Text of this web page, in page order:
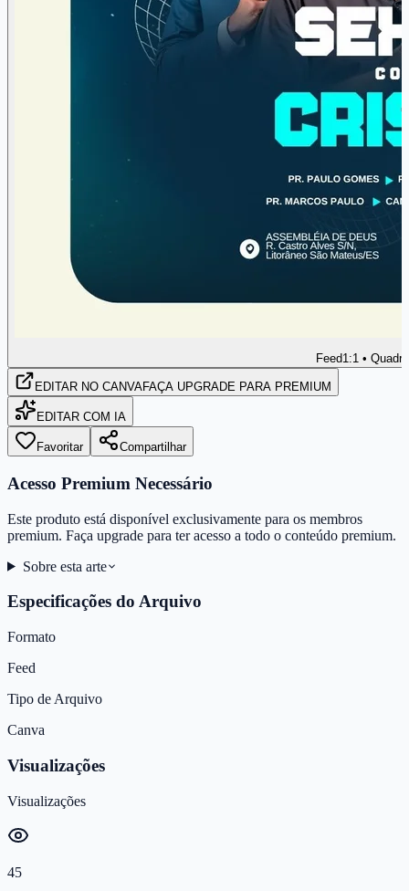
Feed1:1 •
EDITAR NO CANVAFAÇA UPGRADE PARA PREMIUM
EDITAR COM IA
Favoritar Compartilhar
Acesso Premium Necessário
Este produto está disponível exclusivamente para os membros
premium. Faça upgrade para ter acesso a todo o conteúdo premium.
Sobre esta arte
Especificações do Arquivo
Formato
Feed
Tipo de Arquivo
Canva
Visualizações
Visualizações
45